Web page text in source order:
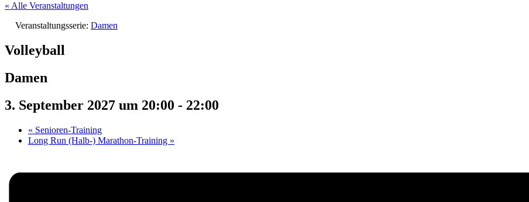
« Alle Veranstaltungen
Veranstaltungsserie: Damen
Volleyball
Damen
3. September 2027 um 20:00 - 22:00
« Senioren-Training
Long Run (Halb-) Marathon-Training »